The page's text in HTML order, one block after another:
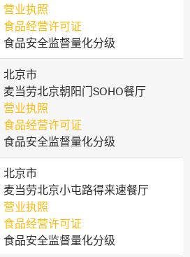
营业执照
食品经营许可证
食品安全监督量化分级
北京市
麦当劳北京朝阳门SOHO餐厅
营业执照
食品经营许可证
食品安全监督量化分级
北京市
麦当劳北京小屯路得来速餐厅
营业执照
食品经营许可证
食品安全监督量化分级